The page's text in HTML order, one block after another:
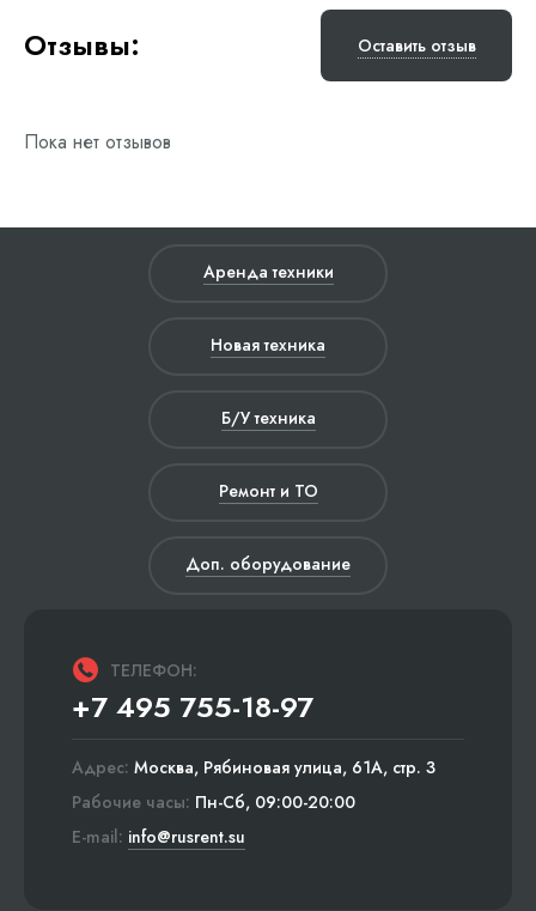
Отзывы: Оставить отзыв
Пока нет отзывов
Аренда техники
Новая техника
Б/У техника
Ремонт и ТО
Доп. оборудование
ТЕЛЕФОН:
+7 495 755-18-97
Адрес: Москва, Рябиновая улица, 61А, стр. 3
Рабочие часы: Пн-Сб, 09:00-20:00
E-mail: info@rusrent.su